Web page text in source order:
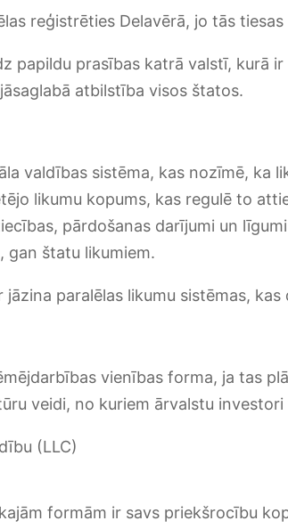
reģistrēties Delavērā, jo tās
papildu prasības katrā valstī, kurā
atbilstība visos štatos.
valdības sistēma, kas nozīmē, ka
likumu kopums, kas regulē to
pārdošanas darījumi un
gan štatu likumiem.
paralēlas likumu sistēmas,
vienības forma, ja tas
veidi, no kuriem ārvalstu investori
(LLC)
formām ir savs priekšrocību